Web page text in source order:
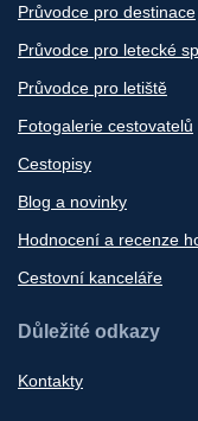
Průvodce pro destinace
Průvodce pro letecké
Průvodce pro letiště
Fotogalerie cestovatelů
Cestopisy
Blog a novinky
Hodnocení a recenze
Cestovní kanceláře
Důležité odkazy
Kontakty